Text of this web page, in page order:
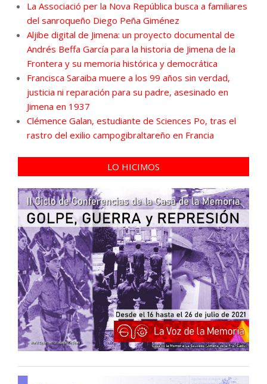
La Associació per la Nova República busca a familiares
del sanroqueño Diego Peña Giménez
Aljibe digital de Jimena: un proyecto documental de
Andrés Beffa García para la historia de Jimena de la
Frontera y su memoria histórica y democrática
Francisca Saraiba muere a los 99 años sin verdad,
justicia ni reparación para su padre, asesinado en
Jimena en 1937
Clémence Galan, estudiante de Sciences Po, tras el
rastro del exilio campogibraltareño en Francia
LO HICIMOS